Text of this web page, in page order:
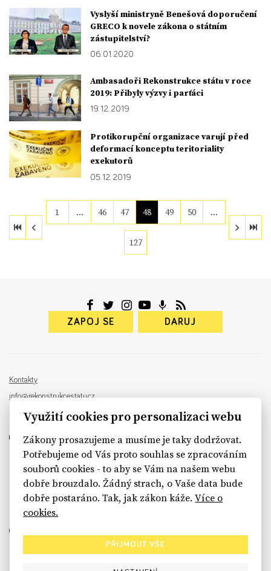
Vyslyší ministryně Benešová doporučení
GRECO k novele zákona o státním
zástupitelství?
06. 01. 2020
Ambasadoři Rekonstrukce státu v roce
2019: Přibyly výzvy i parťáci
19. 12. 2019
Protikorupční organizace varují před
deformací konceptu teritoriality
exekutorů
05. 12. 2019
1 … 46 47 48 49 50 …
127
ZAPOJ SE DARUJ
Kontakty
info@rekonstrukcestatu.cz
Návrh a vývoj: Sinfin , ilustrace:
sinfin.digital
Využití cookies pro personalizaci webu
Zákony prosazujeme a musíme je taky dodržovat.
Potřebujeme od Vás proto souhlas se zpracováním
souborů cookies - to aby se Vám na našem webu
dobře brouzdalo. Žádný strach, o Vaše data bude
dobře postaráno. Tak, jak zákon káže.Více o
cookies.
PŘIJMOUT VŠE